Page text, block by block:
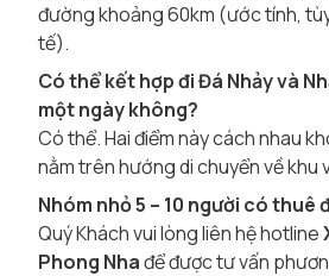
đường khoảng 60km (ước tính,
tế).
Có thể kết hợp đi Đá Nhảy và
một ngày không?
Có thể. Hai điểm này cách nhau
nằm trên hướng di chuyển về khu
Nhóm nhỏ 5 – 10 người có thuê
Quý Khách vui lòng liên hệ hotline
Phong Nhađể được tư vấn